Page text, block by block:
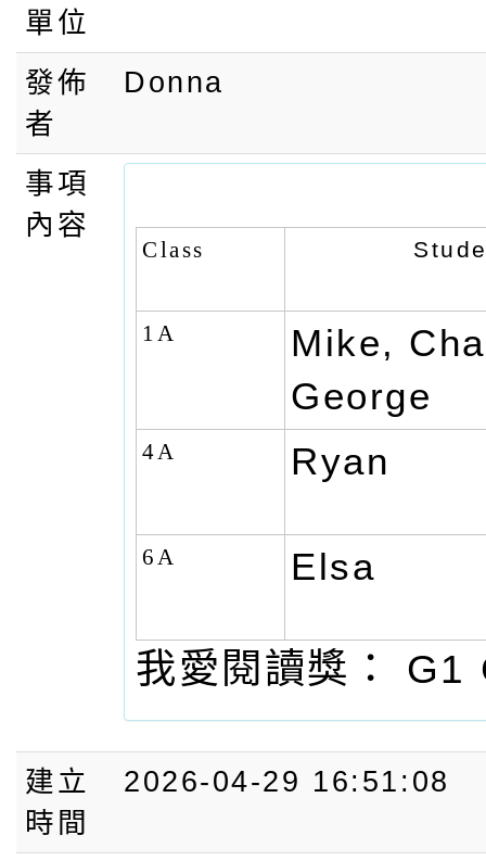
單位
發佈
者
Donna
事項
內容
Class
1A
Mike,
George
4A Ryan
6A Elsa
我愛閱讀獎： G1
建立
時間
2026-04-29 16:51:08